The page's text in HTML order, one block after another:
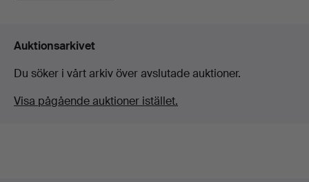
Auktionsarkivet
Du söker i vårt arkiv över avslutade auktioner.
Visa pågående auktioner istället.